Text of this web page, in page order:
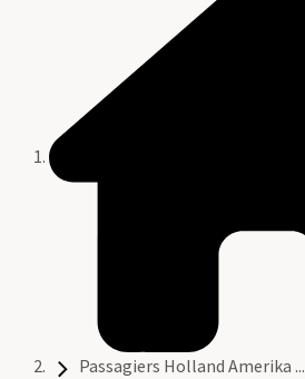
Passagiers Holland Amerika ...